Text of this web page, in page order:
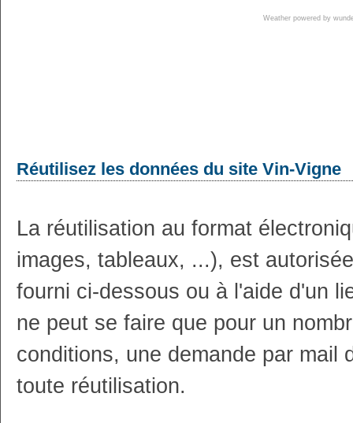
Weather powered by
Réutilisez les données du site Vin-Vigne
La réutilisation au format
images, tableaux, ...), est
fourni ci-dessous ou à l'aide d'un
ne peut se faire que pour un
conditions, une demande par mail
toute réutilisation.